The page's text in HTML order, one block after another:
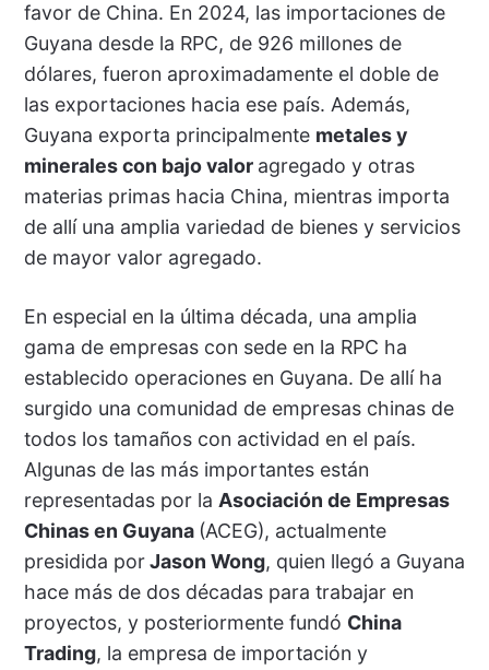
favor de China. En 2024, las importaciones de
Guyana desde la RPC, de 926 millones de
dólares, fueron aproximadamente el doble de
las exportaciones hacia ese país. Además,
Guyana exporta principalmente metales y
minerales con bajo valor agregado y otras
materias primas hacia China, mientras importa
de allí una amplia variedad de bienes y servicios
de mayor valor agregado.
En especial en la última década, una amplia
gama de empresas con sede en la RPC ha
establecido operaciones en Guyana. De allí ha
surgido una comunidad de empresas chinas de
todos los tamaños con actividad en el país.
Algunas de las más importantes están
representadas por la Asociación de Empresas
Chinas en Guyana (ACEG), actualmente
presidida porJason Wong, quien llegó a Guyana
hace más de dos décadas para trabajar en
proyectos, y posteriormente fundó China
Trading, la empresa de importación y